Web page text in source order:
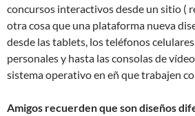
concursos interactivos desde un sitio (
otra cosa que una plataforma nueva
desde las tablets, los teléfonos
personales y hasta las consolas de
sistema operativo en eñ que trabajen
Amigos recuerden que son diseños